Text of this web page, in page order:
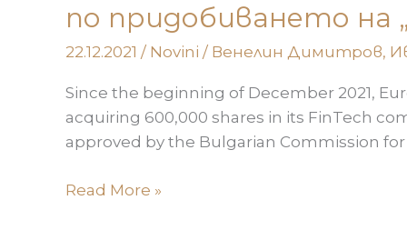
по придобиването на
22.12.2021 / Novini / Венелин Димитров,
Since the beginning of December 2021,
acquiring 600,000 shares in its FinTech
approved by the Bulgarian Commission
Read More »